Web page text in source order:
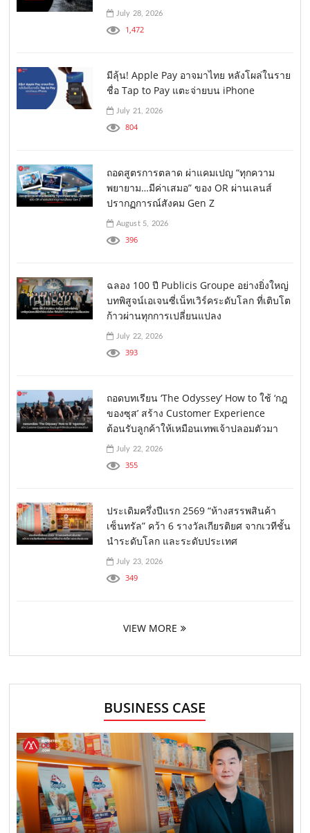
July 28, 2026
1,472
มีลุ้น! Apple Pay อาจมาไทย หลังโผล่ในราย
ชื่อ Tap to Pay แตะจ่ายบน iPhone
July 21, 2026
804
ถอดสูตรการตลาด ผ่าแคมเปญ “ทุกความ
พยายาม…มีค่าเสมอ” ของ OR ผ่านเลนส์
ปรากฏการณ์สังคม Gen Z
August 5, 2026
396
ฉลอง 100 ปี Publicis Groupe อย่างยิ่งใหญ่
บทพิสูจน์เอเจนซี่เน็ทเวิร์คระดับโลก ที่เติบโต
ก้าวผ่านทุกการเปลี่ยนแปลง
July 22, 2026
393
ถอดบทเรียน ‘The Odyssey’ How to ใช้ ‘กฎ
ของซุส’ สร้าง Customer Experience
ต้อนรับลูกค้าให้เหมือนเทพเจ้าปลอมตัวมา
July 22, 2026
355
ประเดิมครึ่งปีแรก 2569 “ห้างสรรพสินค้า
เซ็นทรัล” คว้า 6 รางวัลเกียรติยศ จากเวทีชั้น
นำระดับโลก และระดับประเทศ
July 23, 2026
349
VIEW MORE
BUSINESS CASE